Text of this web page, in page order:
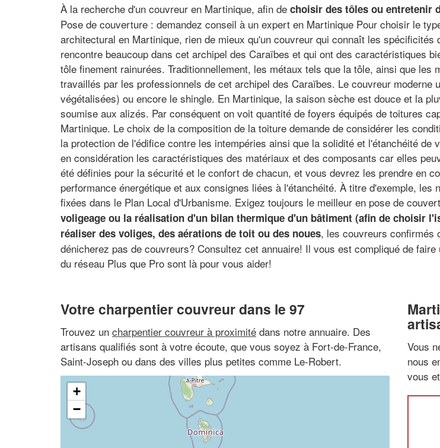
À la recherche d'un couvreur en Martinique, afin de choisir des tôles ou entretenir
Pose de couverture : demandez conseil à un expert en Martinique Pour choisir le
architectural en Martinique, rien de mieux qu'un couvreur qui connaît les
rencontre beaucoup dans cet archipel des Caraïbes et qui ont des caractéristiques
tôle finement rainurées. Traditionnellement, les métaux tels que la tôle, ainsi que
travaillés par les professionnels de cet archipel des Caraïbes. Le couvreur
végétalisées) ou encore le shingle. En Martinique, la saison sèche est douce et la
soumise aux alizés. Par conséquent on voit quantité de foyers équipés de toitures
Martinique. Le choix de la composition de la toiture demande de considérer les
la protection de l'édifice contre les intempéries ainsi que la solidité et l'étanchéité
en considération les caractéristiques des matériaux et des composants car elles
été définies pour la sécurité et le confort de chacun, et vous devrez les prendre en
performance énergétique et aux consignes liées à l'étanchéité. À titre d'exemple,
fixées dans le Plan Local d'Urbanisme. Exigez toujours le meilleur en pose de
voligeage ou la réalisation d'un bilan thermique d'un bâtiment (afin de choisir
réaliser des voliges, des aérations de toit ou des noues, les couvreurs confirmés
dénicherez pas de couvreurs? Consultez cet annuaire! Il vous est compliqué de
du réseau Plus que Pro sont là pour vous aider!
Votre charpentier couvreur dans le 97
Trouvez un charpentier couvreur à proximité dans notre annuaire. Des
artisans qualifiés sont à votre écoute, que vous soyez à Fort-de-France,
Saint-Joseph ou dans des villes plus petites comme Le-Robert.
+
−
Vous
nous
vous